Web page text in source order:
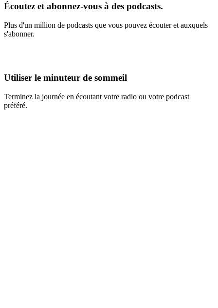
Écoutez et abonnez-vous à des podcasts.
Plus d'un million de podcasts que vous pouvez écouter et auxquels
s'abonner.
Utiliser le minuteur de sommeil
Terminez la journée en écoutant votre radio ou votre podcast
préféré.